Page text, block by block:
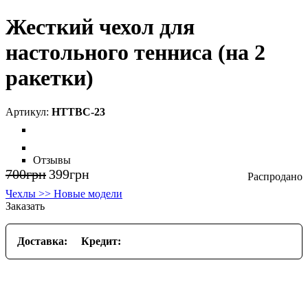
Жесткий чехол для
настольного тенниса (на 2
ракетки)
HTTBC-23
Отзывы
700грн 399грн
Чехлы >> Новые модели
Заказать
Доставка: Кредит: